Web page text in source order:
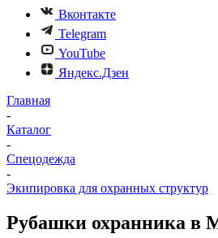
Вконтакте
Telegram
YouTube
Яндекс.Дзен
Главная
-
Каталог
-
Спецодежда
-
Экипировка для охранных структур
Рубашки охранника в